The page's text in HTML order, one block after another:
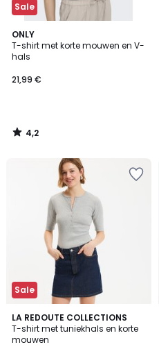
Sale
ONLY
T-shirt met korte mouwen en V-
hals
21,99 €
4,2
/ 5
4,2
/
Sale
LA REDOUTE COLLECTIONS
T-shirt met tuniekhals en korte
mouwen
5
/
5
3
Kleuren